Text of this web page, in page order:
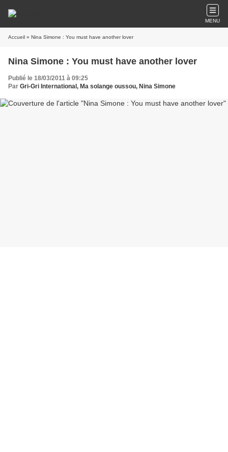
MENU
Accueil » Nina Simone : You must have another lover
Nina Simone : You must have another lover
Publié le 18/03/2011 à 09:25
Par Gri-Gri International, Ma solange oussou, Nina Simone